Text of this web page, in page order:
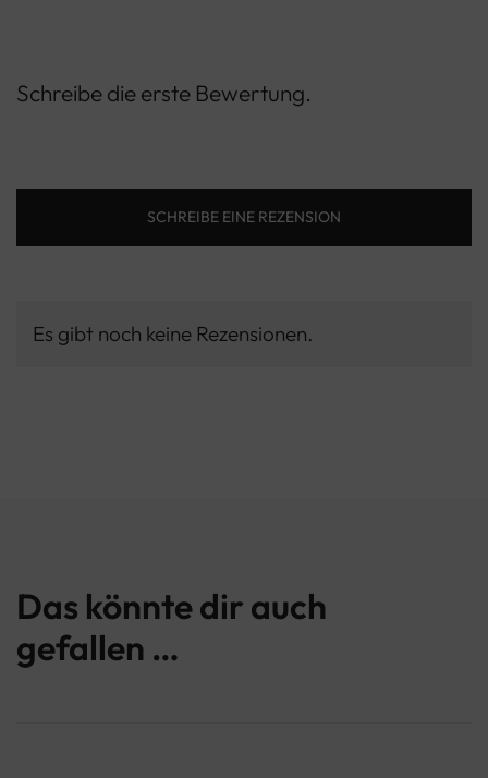
Schreibe die erste Bewertung.
SCHREIBE EINE REZENSION
Es gibt noch keine Rezensionen.
Das könnte dir auch
gefallen …